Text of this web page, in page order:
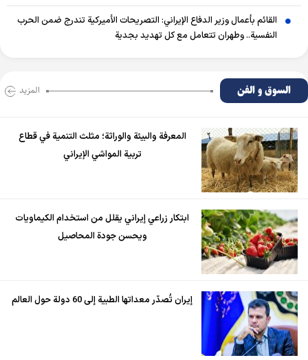
القائم بأعمال وزير الدفاع الإيراني: التصريحات الأميركية تندرج ضمن الحرب
النفسية.. وطهران تتعامل مع كل تهديد بجدية
السوق و الفن المزید
المعرفة والبيئة والوراثة؛ مثلث التنمية في قطاع
تربية المواشي الإيراني
ابتكار زراعي إيراني يقلل من استخدام الكيماويات
ويحسن جودة المحاصيل
إيران تُصدّر معداتها الطبية إلى 60 دولة حول العالم